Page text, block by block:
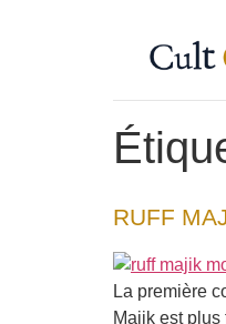
RUFF
La première
Majik est plus